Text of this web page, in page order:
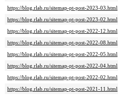
https://blog.rlab.ru/sitemap-pt-post-2023-03.html
https://blog.rlab.ru/sitemap-pt-post-2023-02.html
https://blog.rlab.ru/sitemap-pt-post-2022-12.html
https://blog.rlab.ru/sitemap-pt-post-2022-08.html
https://blog.rlab.ru/sitemap-pt-post-2022-05.html
https://blog.rlab.ru/sitemap-pt-post-2022-04.html
https://blog.rlab.ru/sitemap-pt-post-2022-02.html
https://blog.rlab.ru/sitemap-pt-post-2021-11.html